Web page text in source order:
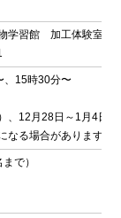
学習館 加工体験室
、15時30分〜
、12月28日～1月4日
る場合があります。
で）